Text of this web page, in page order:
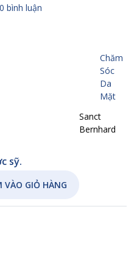
0 bình luận
Chăm
Sóc
Da
Mặt
Sanct
Bernhard
sỹ.
VÀO GIỎ HÀNG